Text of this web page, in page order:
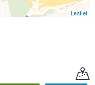
Leaflet